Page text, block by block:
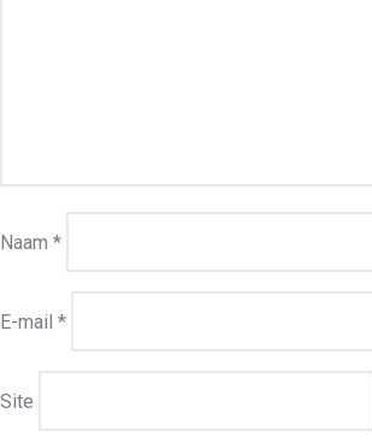
Naam *
E-mail *
Site